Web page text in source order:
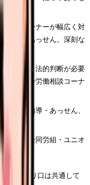
働相談コーナーが幅広く対
指導やあっせん。深刻な
消化）
：法的判断が必要
なら総合労働相談コーナ
助言・指導・あっせん、
働組合（合同労組・ユニオ
る」入り口は共通して